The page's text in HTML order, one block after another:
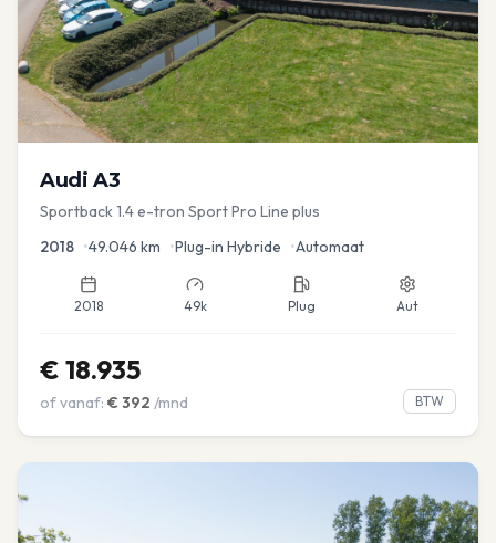
Audi A3
Sportback 1.4 e-tron Sport Pro Line plus
2018 •49.046 km •Plug-in Hybride •Automaat
2018 49k Plug Aut
€ 18.935
of vanaf: € 392 /mnd BTW